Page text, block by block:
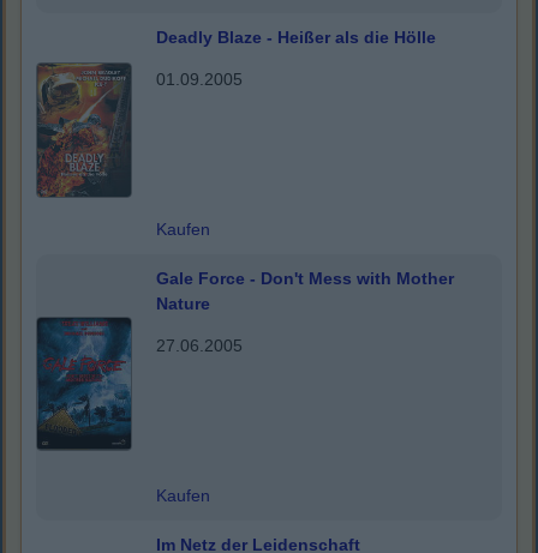
Deadly Blaze - Heißer als die Hölle
01.09.2005
Kaufen
Gale Force - Don't Mess with Mother
Nature
27.06.2005
Kaufen
Im Netz der Leidenschaft